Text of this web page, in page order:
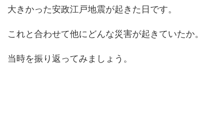
大きかった安政江戸地震が起きた日です。
これと合わせて他にどんな災害が起きていたか。
当時を振り返ってみましょう。